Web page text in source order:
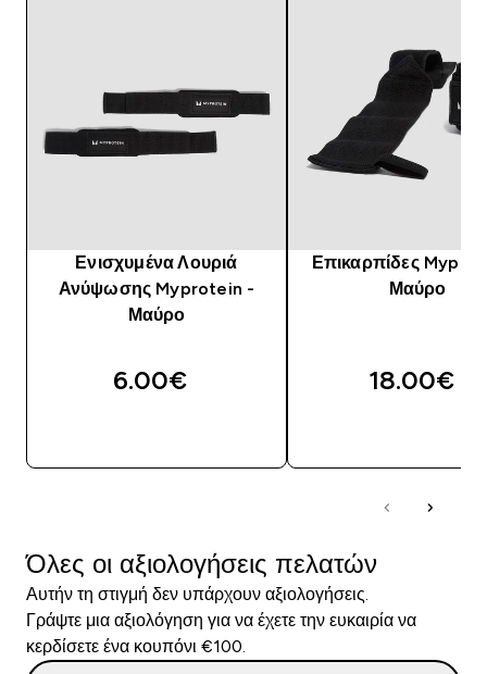
Ενισχυμένα Λουριά
Ανύψωσης Myprotein -
Μαύρο
6.00€‎
Επικαρπίδες
Μαύρο
18.00€‎
Όλες οι αξιολογήσεις πελατών
Αυτήν τη στιγμή δεν υπάρχουν αξιολογήσεις.
Γράψτε μια αξιολόγηση για να έχετε την ευκαιρία να
κερδίσετε ένα κουπόνι €100.